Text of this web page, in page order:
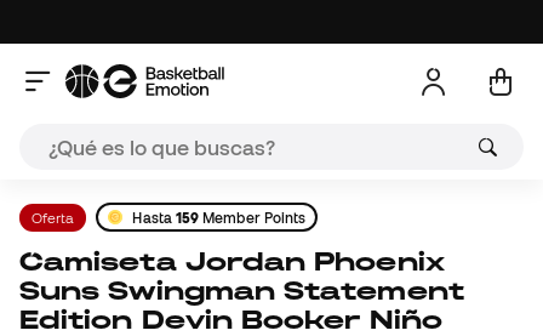
Oferta Hasta 159 Member Points
Camiseta Jordan Phoenix
Suns Swingman Statement
Edition Devin Booker Niño